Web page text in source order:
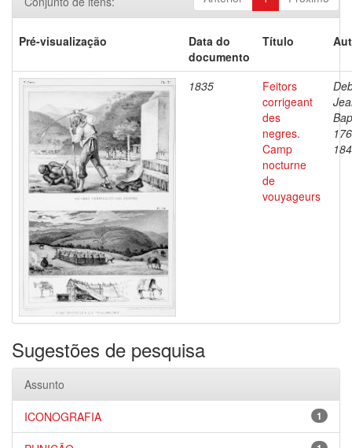
Pré-visualização
Data do
documento
Título
1835
Feitors
corrigeant
des
negres.
Camp
nocturne
de
vouyageurs
Sugestões de pesquisa
Assunto
1
ICONOGRAFIA